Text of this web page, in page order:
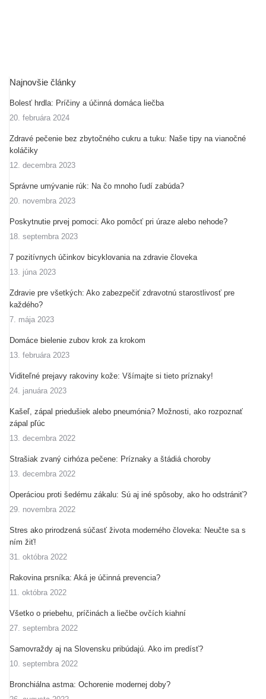
Najnovšie články
Bolesť hrdla: Príčiny a účinná domáca liečba
20. februára 2024
Zdravé pečenie bez zbytočného cukru a tuku: Naše tipy na vianočné
koláčiky
12. decembra 2023
Správne umývanie rúk: Na čo mnoho ľudí zabúda?
20. novembra 2023
Poskytnutie prvej pomoci: Ako pomôcť pri úraze alebo nehode?
18. septembra 2023
7 pozitívnych účinkov bicyklovania na zdravie človeka
13. júna 2023
Zdravie pre všetkých: Ako zabezpečiť zdravotnú starostlivosť pre
každého?
7. mája 2023
Domáce bielenie zubov krok za krokom
13. februára 2023
Viditeľné prejavy rakoviny kože: Všímajte si tieto príznaky!
24. januára 2023
Kašeľ, zápal priedušiek alebo pneumónia? Možnosti, ako rozpoznať
zápal pľúc
13. decembra 2022
Strašiak zvaný cirhóza pečene: Príznaky a štádiá choroby
13. decembra 2022
Operáciou proti šedému zákalu: Sú aj iné spôsoby, ako ho odstrániť?
29. novembra 2022
Stres ako prirodzená súčasť života moderného človeka: Neučte sa s
ním žiť!
31. októbra 2022
Rakovina prsníka: Aká je účinná prevencia?
11. októbra 2022
Všetko o priebehu, príčinách a liečbe ovčích kiahní
27. septembra 2022
Samovraždy aj na Slovensku pribúdajú. Ako im predísť?
10. septembra 2022
Bronchiálna astma: Ochorenie modernej doby?